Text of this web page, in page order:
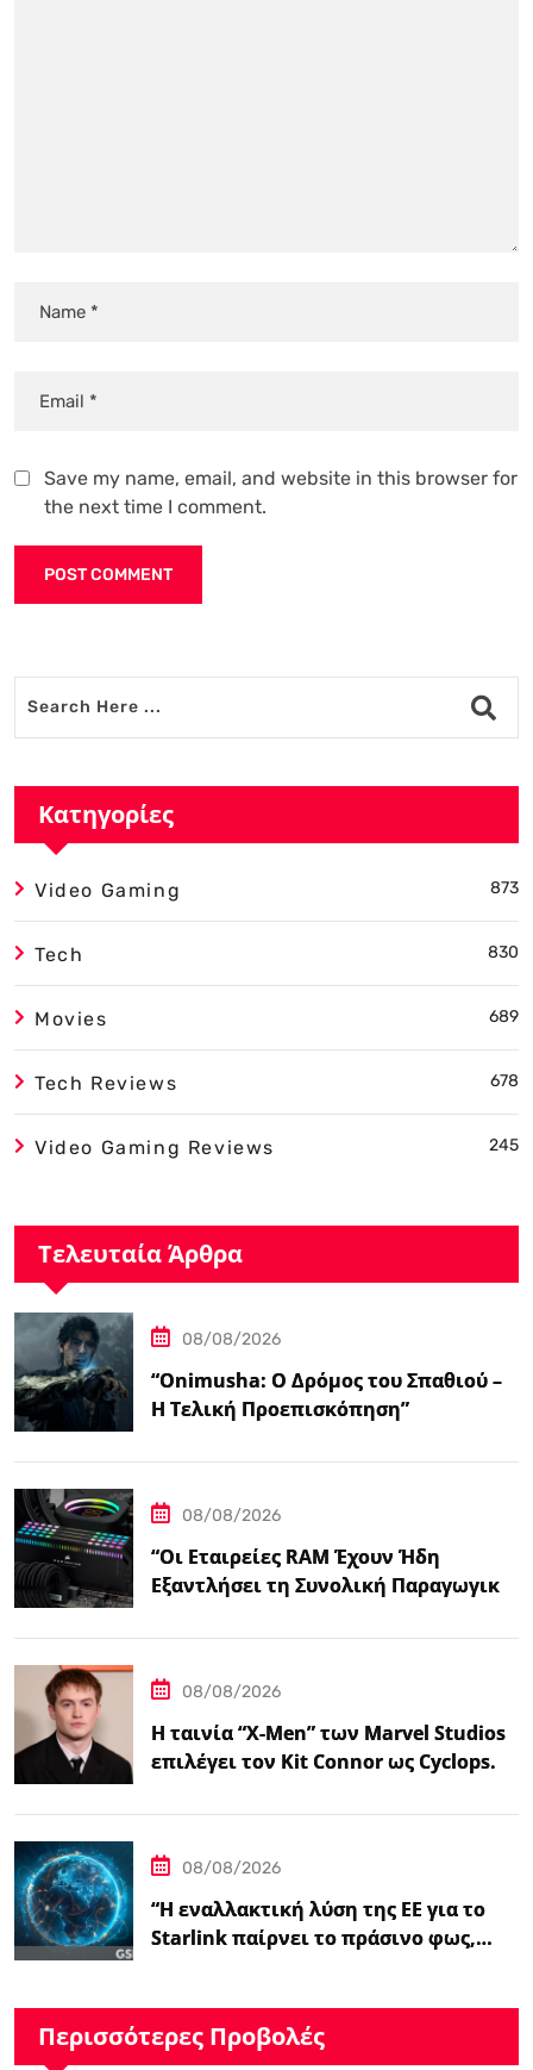
Save my name, email, and website in this browser for
the next time I comment.
Κατηγορίες
Video Gaming 873
Tech 830
Movies 689
Tech Reviews 678
Video Gaming Reviews 245
Τελευταία Άρθρα
08/08/2026
“Onimusha: Ο Δρόμος του Σπαθιού –
Η Τελική Προεπισκόπηση”
08/08/2026
“Οι Εταιρείες RAM Έχουν Ήδη
Εξαντλήσει τη Συνολική Παραγωγική
08/08/2026
Η ταινία “X-Men” των Marvel Studios
επιλέγει τον Kit Connor ως Cyclops.
08/08/2026
“Η εναλλακτική λύση της ΕΕ για το
Starlink παίρνει το πράσινο φως,…
Περισσότερες Προβολές